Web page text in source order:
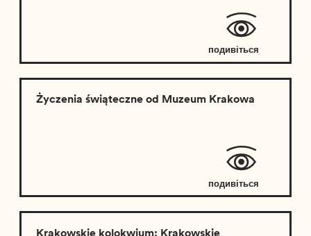
подивіться
відео
Życzenia świąteczne od Muzeum Krakowa
подивіться
відео
Krakowskie kolokwium: Krakowskie